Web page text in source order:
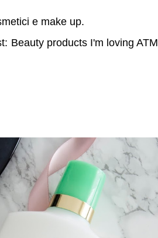
e make up.
Beauty products I'm loving ATM